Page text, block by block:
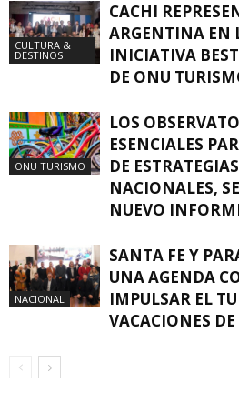
CULTURA &
DESTINOS
CACHI
ARGENTINA EN
INICIATIVA
DE ONU
ONU TURISMO
LOS
ESENCIALES
DE
NACIONALES,
NUEVO
NACIONAL
SANTA FE Y
UNA AGENDA
IMPULSAR EL
VACACIONES